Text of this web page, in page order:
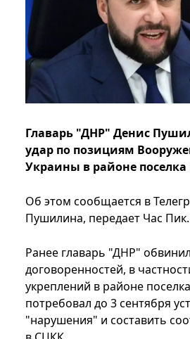
Главарь "ДНР" Денис
удар по позициям
Украины в районе
Об этом сообщается в
Пушилина, передает Час Пик.
Ранее главарь "ДНР"
договоренностей, в
укреплений в районе
потребовал до 3 сентября
"нарушения" и составить